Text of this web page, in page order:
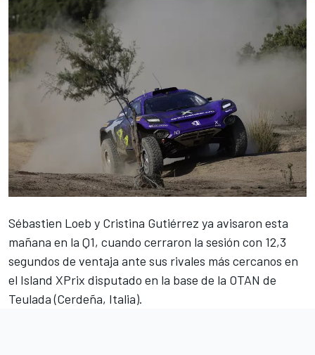
Sébastien Loeb y Cristina Gutiérrez ya avisaron esta
mañana en la Q1, cuando cerraron la sesión con 12,3
segundos de ventaja ante sus rivales más cercanos en
el Island XPrix disputado en la base de la OTAN de
Teulada (Cerdeña, Italia).